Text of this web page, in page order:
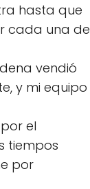
hasta que
cada una de
vendió
y mi equipo
el
tiempos
por